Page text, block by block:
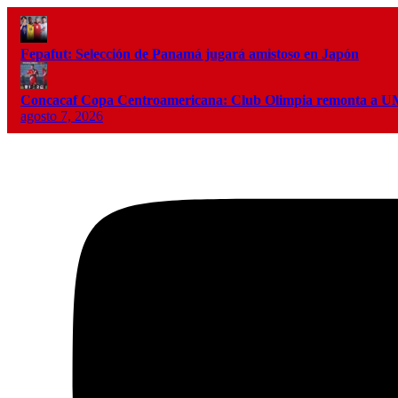
Fepafut: Selección de Panamá jugará amistoso en Japón
Concacaf Copa Centroamericana: Club Olimpia remonta a
agosto 7, 2026